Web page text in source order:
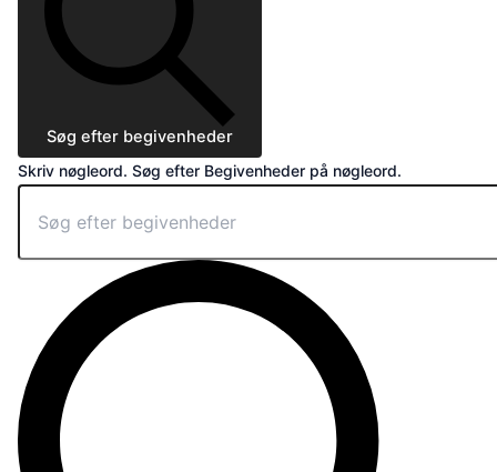
Søg efter begivenheder
Skriv nøgleord. Søg efter Begivenheder på nøgleord.